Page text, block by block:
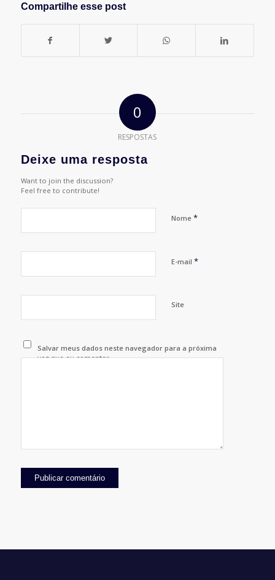
Compartilhe esse post
0
RESPOSTAS
Deixe uma resposta
Want to join the discussion?
Feel free to contribute!
Nome *
E-mail *
Site
Salvar meus dados neste navegador para a próxima
vez que eu comentar.